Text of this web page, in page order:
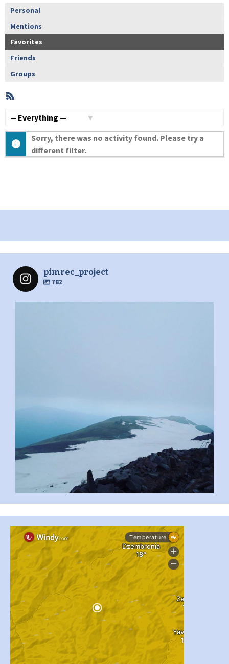
Personal
Mentions
Favorites
Friends
Groups
Member
Activities
Sorry, there was no activity found. Please try a
different filter.
pimrec_project
782
...
pimrec_project